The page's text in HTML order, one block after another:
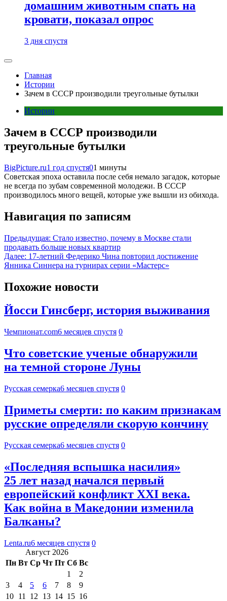
домашним животным спать на
кровати, показал опрос
3 дня спустя
Главная
Истории
Зачем в СССР производили треугольные бутылки
Истории
Зачем в СССР производили
треугольные бутылки
BigPicture.ru1 год спустя01 минуты
Советская эпоха оставила после себя немало загадок, которые
не всегда по зубам современной молодежи. В СССР
производилось много вещей, которые уже вышли из обихода.
Навигация по записям
Предыдущая: Стало известно, почему в Москве стали
продавать больше новых квартир
Далее: 17-летний Федерико Чина повторил достижение
Янника Синнера на турнирах серии «Мастерс»
Похожие новости
Йосси Гинсберг, история выживания
Чемпионат.com6 месяцев спустя 0
Что советские ученые обнаружили
на темной стороне Луны
Русская семерка6 месяцев спустя 0
Приметы смерти: по каким признакам
русские определяли скорую кончину
Русская семерка6 месяцев спустя 0
«Последняя вспышка насилия»
25 лет назад начался первый
европейский конфликт XXI века.
Как война в Македонии изменила
Балканы?
Lenta.ru6 месяцев спустя 0
Август 2026
Пн Вт Ср Чт Пт Сб Вс
1
2
3
4 5 6 7 8
9
10 11 12 13 14 15 16